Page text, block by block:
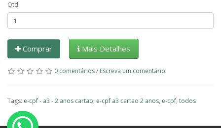
Qtd
Comprar Mais Detalhes
0 comentários/ Escreva um comentário
Tags: e-cpf - a3 - 2 anos cartao, e-cpf a3 cartao 2 anos, e-cpf, todos